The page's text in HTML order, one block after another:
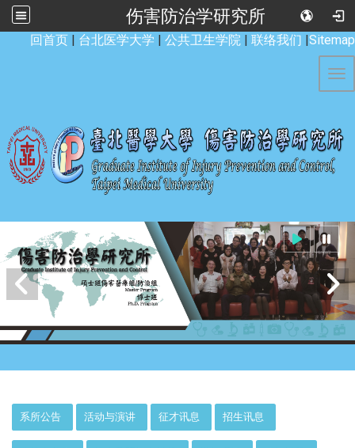
伤害防治学研究所
回首页 | 台北医学大学 | 公共卫生学院 | 联络我们 |Sitemap
系所公告 活动与演讲 征才讯息 招生讯息